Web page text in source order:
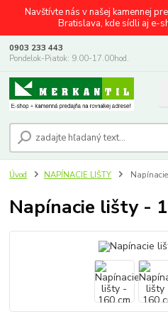
Navštívte nás v našej kamennej
Bratislava, kde sídli aj e-
0903 233 443
Pondelok-Piatok: 9.00-17.00hod.
Úvod NAPÍNACIE LIŠTY
Napínacie lišty -